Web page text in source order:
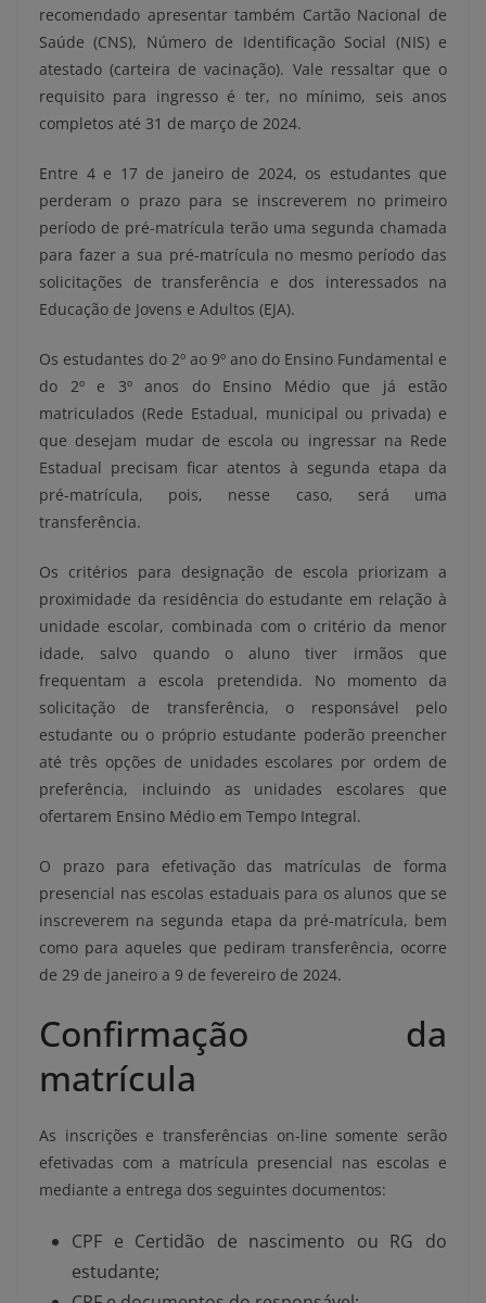
recomendado apresentar também Cartão Nacional de
Saúde (CNS), Número de Identificação Social (NIS) e
atestado (carteira de vacinação). Vale ressaltar que o
requisito para ingresso é ter, no mínimo, seis anos
completos até 31 de março de 2024.
Entre 4 e 17 de janeiro de 2024, os estudantes que
perderam o prazo para se inscreverem no primeiro
período de pré-matrícula terão uma segunda chamada
para fazer a sua pré-matrícula no mesmo período das
solicitações de transferência e dos interessados na
Educação de Jovens e Adultos (EJA).
Os estudantes do 2º ao 9º ano do Ensino Fundamental e
do 2º e 3º anos do Ensino Médio que já estão
matriculados (Rede Estadual, municipal ou privada) e
que desejam mudar de escola ou ingressar na Rede
Estadual precisam ficar atentos à segunda etapa da
pré-matrícula, pois, nesse caso, será uma
transferência.
Os critérios para designação de escola priorizam a
proximidade da residência do estudante em relação à
unidade escolar, combinada com o critério da menor
idade, salvo quando o aluno tiver irmãos que
frequentam a escola pretendida. No momento da
solicitação de transferência, o responsável pelo
estudante ou o próprio estudante poderão preencher
até três opções de unidades escolares por ordem de
preferência, incluindo as unidades escolares que
ofertarem Ensino Médio em Tempo Integral.
O prazo para efetivação das matrículas de forma
presencial nas escolas estaduais para os alunos que se
inscreverem na segunda etapa da pré-matrícula, bem
como para aqueles que pediram transferência, ocorre
de 29 de janeiro a 9 de fevereiro de 2024.
Confirmação da
matrícula
As inscrições e transferências on-line somente serão
efetivadas com a matrícula presencial nas escolas e
mediante a entrega dos seguintes documentos:
CPF e Certidão de nascimento ou RG do
estudante;